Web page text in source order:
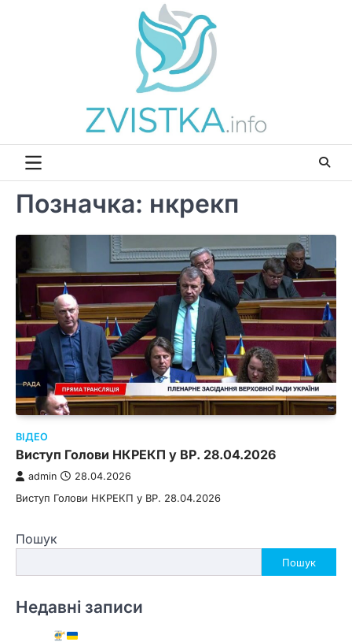
Позначка: нкрекп
ВІДЕО
Виступ Голови НКРЕКП у ВР. 28.04.2026
admin 28.04.2026
Виступ Голови НКРЕКП у ВР. 28.04.2026
Пошук
Пошук
Недавні записи